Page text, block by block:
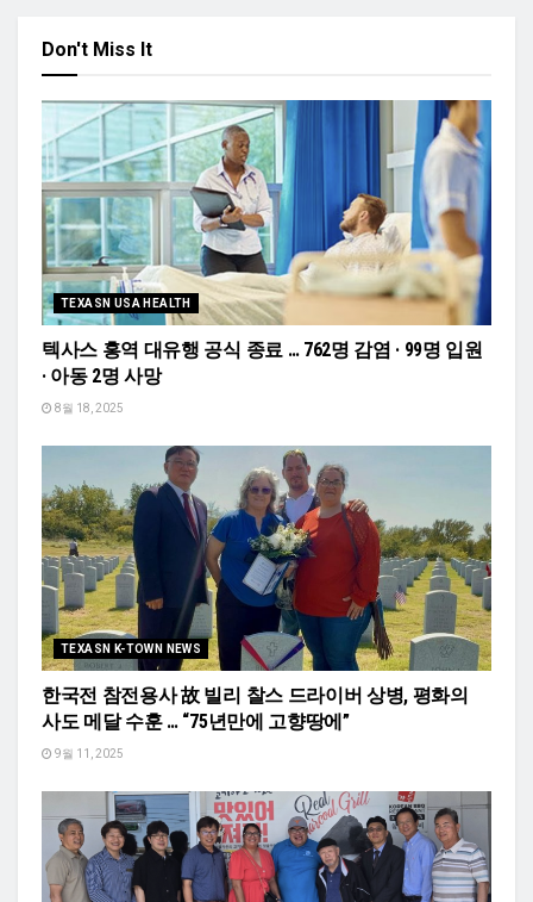
Don't Miss It
TEXASN USA HEALTH
텍사스 홍역 대유행 공식 종료 … 762명 감염 · 99명 입원
· 아동 2명 사망
8월 18, 2025
TEXASN K-TOWN NEWS
한국전 참전용사 故 빌리 찰스 드라이버 상병, 평화의
사도 메달 수훈 … “75년만에 고향땅에”
9월 11, 2025